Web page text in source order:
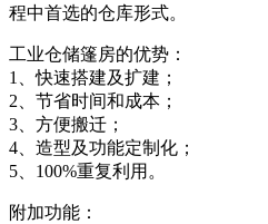
程中首选的仓库形式。
工业仓储篷房的优势：
1、快速搭建及扩建；
2、节省时间和成本；
3、方便搬迁；
4、造型及功能定制化；
5、100%重复利用。
附加功能：